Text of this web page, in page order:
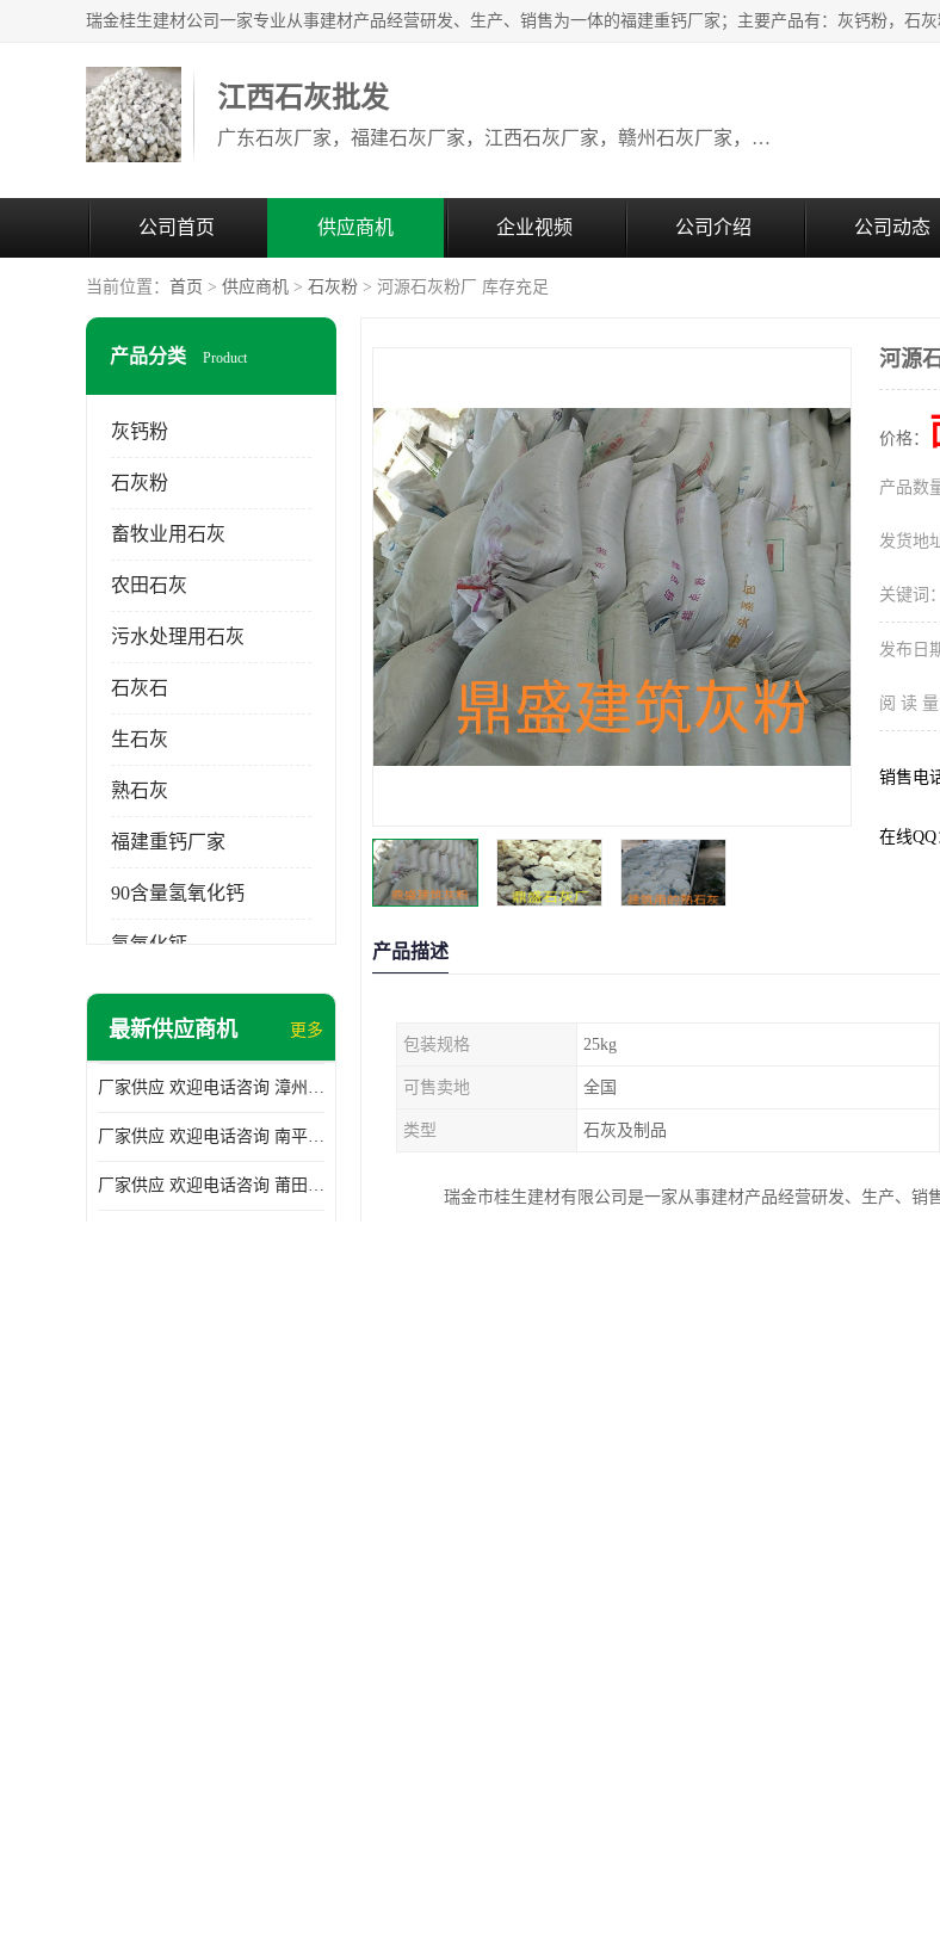
江西石灰批发
广东石灰厂家，福建石灰厂家，江西石灰厂家，赣州石灰厂家，东莞石灰厂家
公司首页 供应商机 企业视频 公司介绍 公司动态
当前位置： 首页 > 供应商机 > 石灰粉 > 河源石灰粉厂 库存充足
产品分类 Product
灰钙粉
石灰粉
畜牧业用石灰
农田石灰
污水处理用石灰
石灰石
生石灰
熟石灰
福建重钙厂家
90含量氢氧化钙
氢氧化钙
氧化钙
最新供应商机 更多
厂家供应 欢迎电话咨询 漳州活性重钙粉
厂家供应 欢迎电话咨询 南平活性重钙粉批发厂
厂家供应 欢迎电话咨询 莆田高白度重钙粉厂家
河源
价格：
产品数
发货地
关键词：
发布日
阅 读 量
销售电
在线QQ
产品描述
包装规格 25kg
可售卖地 全国
类型 石灰及制品
瑞金市桂生建材有限公司是一家从事建材产品经营研发、生产、销